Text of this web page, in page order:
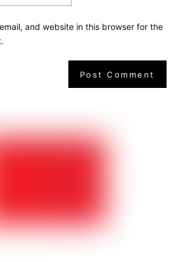
and website in this browser for the